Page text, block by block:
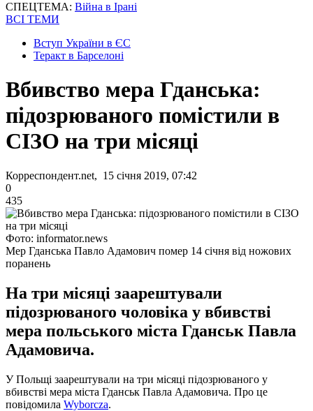
СПЕЦТЕМА: Війна в Ірані
ВСІ ТЕМИ
Вступ України в ЄС
Теракт в Барселоні
Вбивство мера Гданська:
підозрюваного помістили в
СІЗО на три місяці
Корреспондент.net, 15 січня 2019, 07:42
0
435
Фото: informator.news
Мер Гданська Павло Адамович помер 14 січня від ножових
поранень
На три місяці заарештували
підозрюваного чоловіка у вбивстві
мера польського міста Гданськ Павла
Адамовича.
У Польщі заарештували на три місяці підозрюваного у
вбивстві мера міста Гданськ Павла Адамовича. Про це
повідомила Wyborcza.